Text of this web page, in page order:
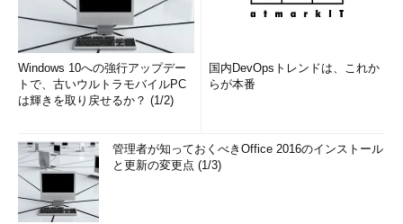
Windows 10への強行アップデー
トで、古いウルトラモバイルPC
は輝きを取り戻せるか？ (1/2)
国内DevOpsトレンドは、これか
らが本番
管理者が知っておくべきOffice 2016のインストール
と更新の変更点 (1/3)